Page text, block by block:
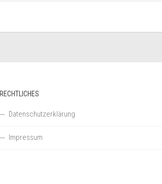
RECHTLICHES
Datenschutzerklärung
Impressum